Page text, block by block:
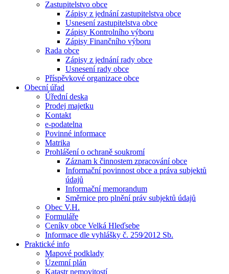
Zastupitelstvo obce
Zápisy z jednání zastupitelstva obce
Usnesení zastupitelstva obce
Zápisy Kontrolního výboru
Zápisy Finančního výboru
Rada obce
Zápisy z jednání rady obce
Usnesení rady obce
Příspěvkové organizace obce
Obecní úřad
Úřední deska
Prodej majetku
Kontakt
e-podatelna
Povinné informace
Matrika
Prohlášení o ochraně soukromí
Záznam k činnostem zpracování obce
Informační povinnost obce a práva subjektů
údajů
Informační memorandum
Směrnice pro plnění práv subjektů údajů
Obec V.H.
Formuláře
Ceníky obce Velká Hleďsebe
Informace dle vyhlášky č. 259⁄2012 Sb.
Praktické info
Mapové podklady
Územní plán
Katastr nemovitostí